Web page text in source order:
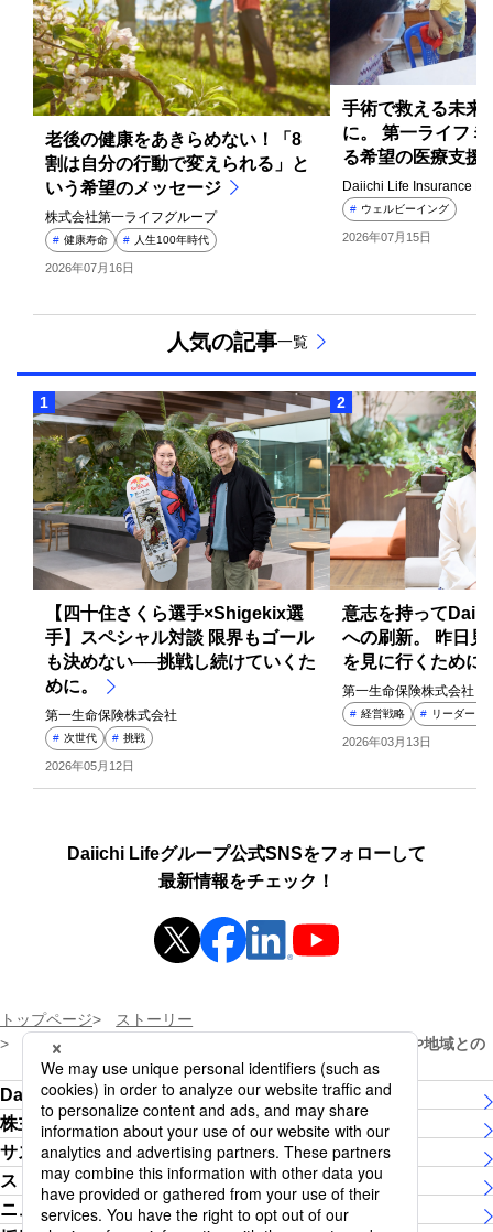
老後の健康をあきらめない！「8
割は自分の行動で変えられる」と
いう希望のメッセージ
株式会社第一ライフグループ
# 健康寿命 # 人生100年時代
2026年07月16日
手術で救える未来
に。 第一ライフ
る希望の医療支援
Daiichi Life Insurance
# ウェルビーイング
2026年07月15日
人気の記事一覧
1
【四十住さくら選手×Shigekix選
手】スペシャル対談 限界もゴール
も決めない──挑戦し続けていくた
めに。
第一生命保険株式会社
# 次世代 # 挑戦
2026年05月12日
2
意志を持って
への刷新。 昨日
を見に行くために
第一生命保険株式会社
# 経営戦略 # リーダーシ
2026年03月13日
Daiichi Lifeグループ公式SNSをフォローして
最新情報をチェック！
新規ウィンドウを開きます
新規ウィンドウを開きます
新規ウィンドウを開きます
新規ウィンドウを開
トップページ
ストーリー
【AI時代】「人とのつながり」こそが最高の投資。家族や地域との
関係をどう守り、育むか？
Daiichi Lifeグループについて
株主・投資家の皆さま
サステナビリティ
ストーリー
ニュースリリース